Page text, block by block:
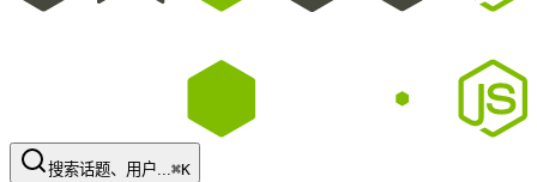
搜索话题、用户...⌘K